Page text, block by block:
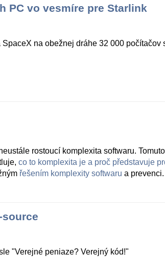
PC vo vesmíre pre Starlink
na obežnej dráhe 32 000
rostoucí komplexita softwaru.
co to komplexita je a proč představuje
řešením komplexity softwaru a prevenci.
"Verejné peniaze? Verejný kód!"